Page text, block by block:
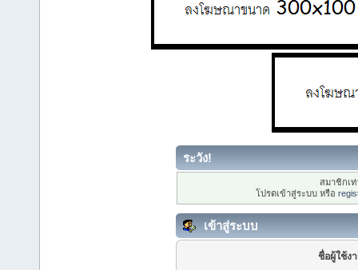
ระวัง!
สมาชิกเ
โปรดเข้าสู่ระบบ หรือ
เข้าสู่ระบบ
ชื่อผู้ใช้ง